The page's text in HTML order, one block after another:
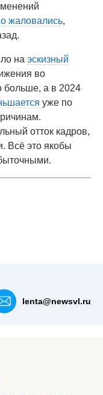
жаловались,
на эскизный
во
больше, а в 2024
уже по
отток кадров,
Всё это якобы
lenta@newsvl.ru